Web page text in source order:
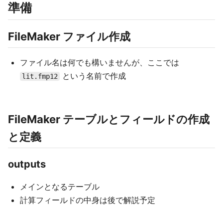
準備
FileMaker ファイル作成
ファイル名は何でも構いませんが、ここでは
lit.fmp12 という名前で作成
FileMaker テーブルとフィールドの作成
と定義
outputs
メインとなるテーブル
計算フィールドの中身は後で解説予定